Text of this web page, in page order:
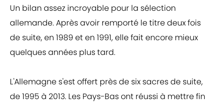
Un bilan assez incroyable pour la sélection
allemande. Après avoir remporté le titre deux fois
de suite, en 1989 et en 1991, elle fait encore mieux
quelques années plus tard.
L'Allemagne s'est offert près de six sacres de suite,
de 1995 à 2013. Les Pays-Bas ont réussi à mettre fin